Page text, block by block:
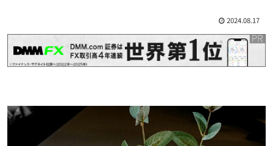
2024.08.17